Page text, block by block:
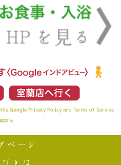
Google Privacy Policy and Terms of Service
apply.
ページ